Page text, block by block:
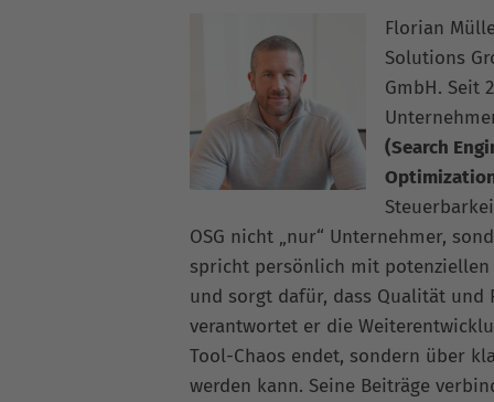
Florian
Solutions
GmbH. Seit
(Search
OSG nicht „nur“ Unternehmer,
spricht persönlich mit
und sorgt dafür, dass Qualität und
verantwortet er die
Tool-Chaos endet, sondern über
werden kann. Seine Beiträge